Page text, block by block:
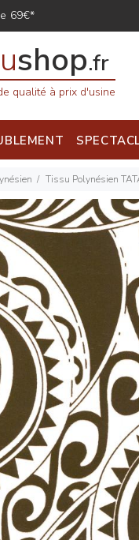
69€*
shop.fr
qualité à prix d'usine
Tissu Polynésien